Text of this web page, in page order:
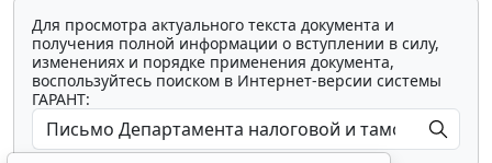
Для просмотра актуального текста документа и
получения полной информации о вступлении в силу,
изменениях и порядке применения документа,
воспользуйтесь поиском в Интернет-версии системы
ГАРАНТ:
браузера и используем инструменты
аналитики в целях улучшения и обеспечения
работоспособности сайта, статистических
исследований и обзоров. Вы можете
запретить обработку указанных данных в
настройках браузера. Пожалуйста,